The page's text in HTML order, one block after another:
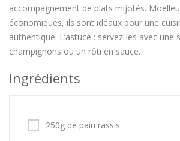
accompagnement de plats mijotés.
économiques, ils sont idéaux pour une
authentique. L’astuce : servez-les avec une
champignons ou un rôti en sauce.
Ingrédients
250g de pain rassis